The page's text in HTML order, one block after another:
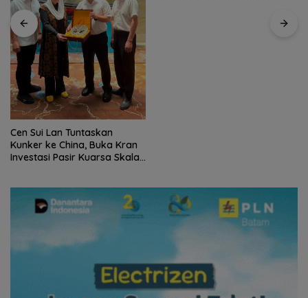
Cen Sui Lan Tuntaskan
Kunker ke China, Buka Kran
Investasi Pasir Kuarsa Skala